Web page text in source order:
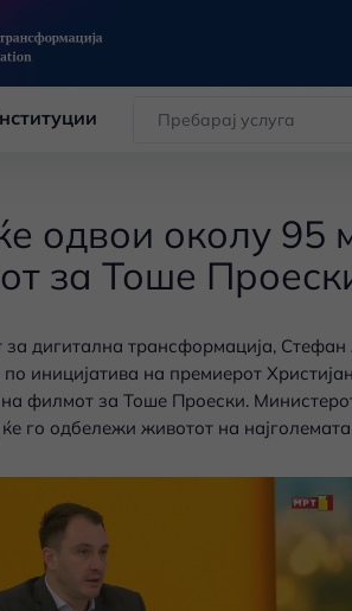
одвои околу 95
за Тоше
за дигитална трансформација,
по иницијатива на премиерот
филмот за Тоше Проески.
ќе го одбележи животот на